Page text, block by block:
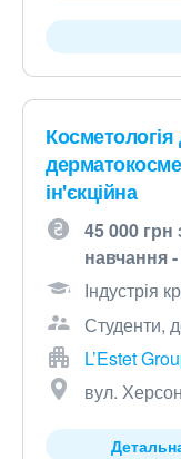
ін'єкційна
45 000 грн
навчання
Індустрія
Студенти,
L’Estet
вул.